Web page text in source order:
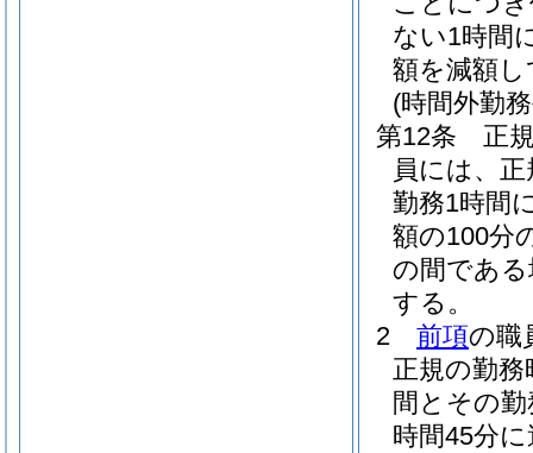
ない1時間
額を減額
(時間外勤
第12条
正
員には、
勤務1時間
額の100分
の間であ
する。
2
前項の職
正規の勤
間とその
時間45分